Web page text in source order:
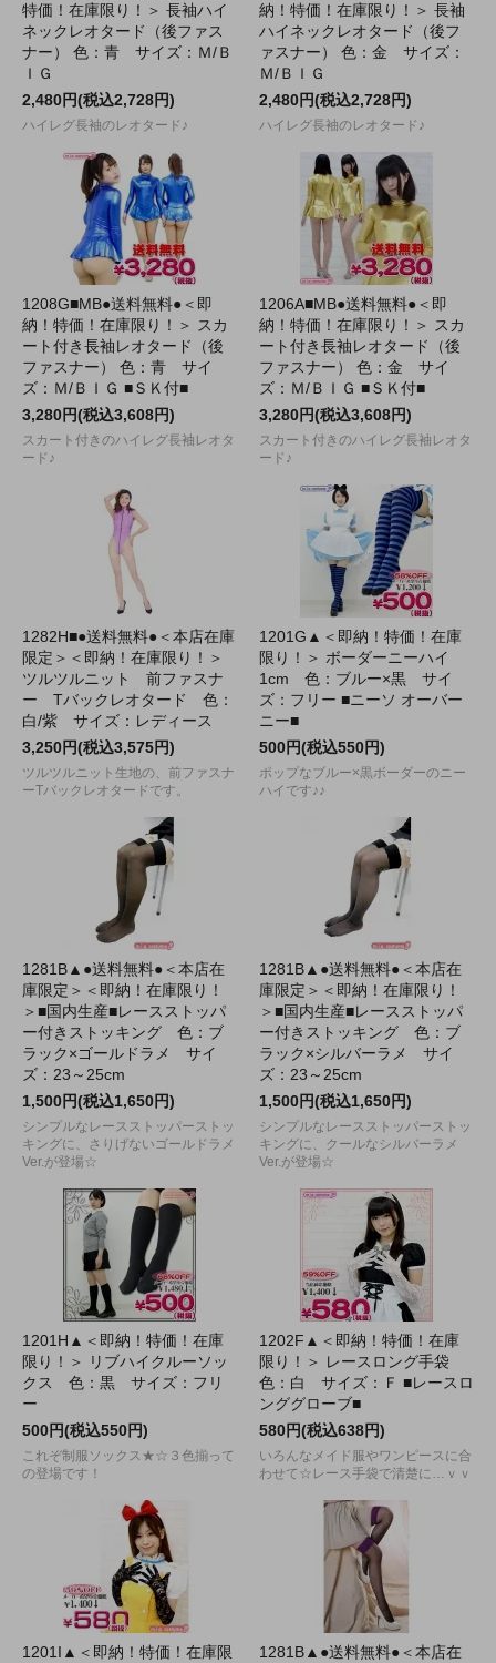
特価！在庫限り！＞ 長袖ハイ
ネックレオタード（後ファス
ナー） 色：青 サイズ：Ｍ/Ｂ
ＩＧ
2,480円(税込2,728円)
ハイレグ長袖のレオタード♪
納！特価！在庫限り！＞ 長袖
ハイネックレオタード（後フ
ァスナー） 色：金 サイズ：
Ｍ/ＢＩＧ
2,480円(税込2,728円)
ハイレグ長袖のレオタード♪
1208G■MB●送料無料●＜即
納！特価！在庫限り！＞ スカ
ート付き長袖レオタード（後
ファスナー） 色：青 サイ
ズ：Ｍ/ＢＩＧ ■ＳＫ付■
3,280円(税込3,608円)
スカート付きのハイレグ長袖レオタ
ード♪
1206A■MB●送料無料●＜即
納！特価！在庫限り！＞ スカ
ート付き長袖レオタード（後
ファスナー） 色：金 サイ
ズ：Ｍ/ＢＩＧ ■ＳＫ付■
3,280円(税込3,608円)
スカート付きのハイレグ長袖レオタ
ード♪
1282H■●送料無料●＜本店在庫
限定＞＜即納！在庫限り！＞
ツルツルニット 前ファスナ
ー Tバックレオタード 色：
白/紫 サイズ：レディース
3,250円(税込3,575円)
ツルツルニット生地の、前ファスナ
ーTバックレオタードです。
1201G▲＜即納！特価！在庫
限り！＞ ボーダーニーハイ
1cm 色：ブルー×黒 サイ
ズ：フリー ■ニーソ オーバー
ニー■
500円(税込550円)
ポップなブルー×黒ボーダーのニー
ハイです♪♪
1281B▲●送料無料●＜本店在
庫限定＞＜即納！在庫限り！
＞■国内生産■レースストッパ
ー付きストッキング 色：ブ
ラック×ゴールドラメ サイ
ズ：23～25cm
1,500円(税込1,650円)
シンプルなレースストッパーストッ
キングに、さりげないゴールドラメ
Ver.が登場☆
1281B▲●送料無料●＜本店在
庫限定＞＜即納！在庫限り！
＞■国内生産■レースストッパ
ー付きストッキング 色：ブ
ラック×シルバーラメ サイ
ズ：23～25cm
1,500円(税込1,650円)
シンプルなレースストッパーストッ
キングに、クールなシルバーラメ
Ver.が登場☆
1201H▲＜即納！特価！在庫
限り！＞ リブハイクルーソッ
クス 色：黒 サイズ：フリ
ー
500円(税込550円)
これぞ制服ソックス★☆３色揃って
の登場です！
1202F▲＜即納！特価！在庫
限り！＞ レースロング手袋
色：白 サイズ：Ｆ ■レースロ
ンググローブ■
580円(税込638円)
いろんなメイド服やワンピースに合
わせて☆レース手袋で清楚に…ｖｖ
1201I▲＜即納！特価！在庫限 1281B▲●送料無料●＜本店在